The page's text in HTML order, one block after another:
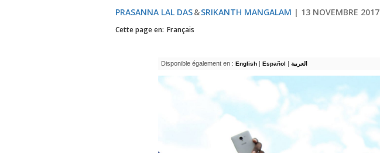
PRASANNA LAL DAS SRIKANTH MANGALAM 13 NOVEMBRE 2017
Cette page en: Français
Disponible également en : English| Español |